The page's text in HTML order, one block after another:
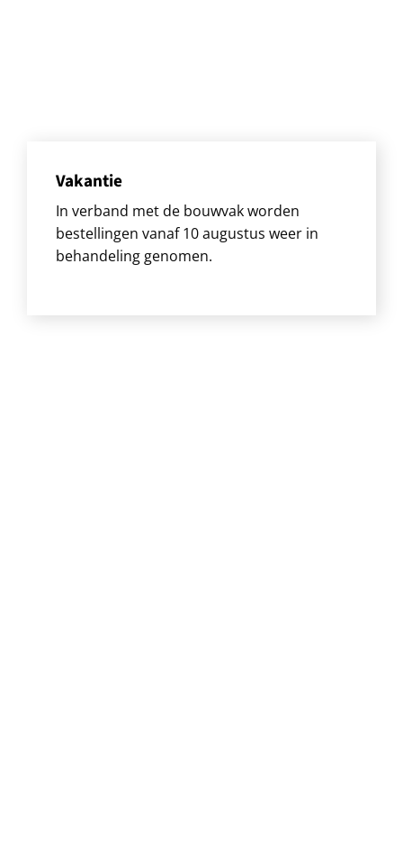
Vakantie
In verband met de bouwvak worden
bestellingen vanaf 10 augustus weer in
behandeling genomen.